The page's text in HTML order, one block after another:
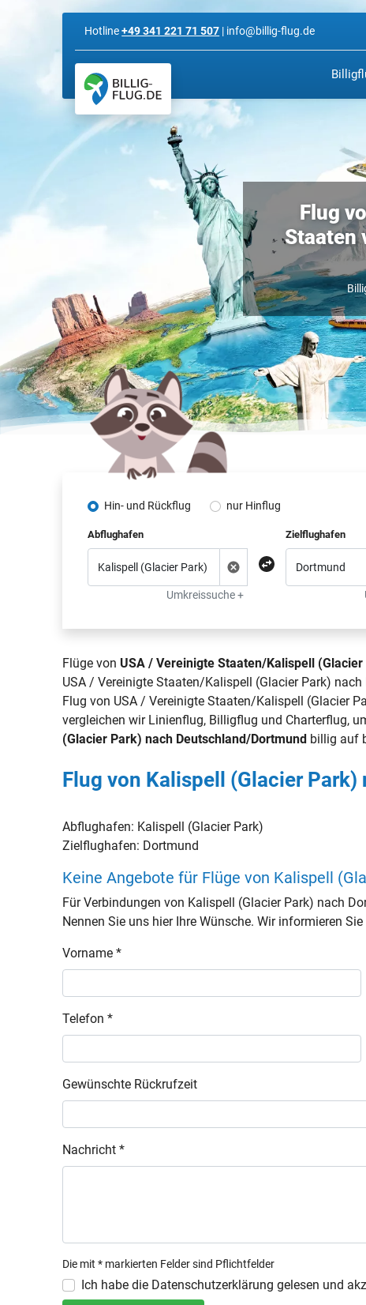
Hotline+49 341 221 71 507 | info@billig-flug.de
Flug
Staaten
Hin- und Rückflug nur Hinflug
Abflughafen
Umkreissuche +
Zielflughafen
Flüge von USA / Vereinigte Staaten/Kalispell
USA / Vereinigte Staaten/Kalispell (Glacier Park)
Flug von USA / Vereinigte Staaten/Kalispell (Glacier
vergleichen wir Linienflug, Billigflug und Charterflug,
(Glacier Park) nach Deutschland/Dortmund billig auf
Flug von Kalispell (Glacier
Abflughafen: Kalispell (Glacier Park)
Zielflughafen: Dortmund
Keine Angebote für Flüge von Kalispell
Für Verbindungen von Kalispell (Glacier Park) nach
Nennen Sie uns hier Ihre Wünsche. Wir informieren
Vorname *
Telefon *
Gewünschte Rückrufzeit
Nachricht *
Die mit * markierten Felder sind Pflichtfelder
Ich habe die Datenschutzerklärung gelesen und